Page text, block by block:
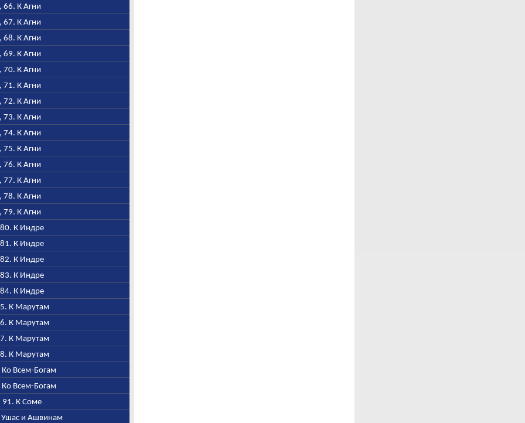
66. К Агни
67. К Агни
68. К Агни
69. К Агни
70. К Агни
71. К Агни
72. К Агни
73. К Агни
74. К Агни
75. К Агни
76. К Агни
77. К Агни
78. К Агни
79. К Агни
К Индре
К Индре
К Индре
К Индре
К Индре
К Марутам
К Марутам
К Марутам
К Марутам
Ко Всем-Богам
Ко Всем-Богам
91. К Соме
Ушас и Ашвинам